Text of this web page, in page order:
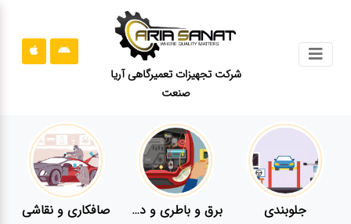
شرکت تجهیزات تعمیرگاهی آریا
صنعت
قوانین
سایت
ارتباط
کارواش لوازم یدکی معاینه فنی